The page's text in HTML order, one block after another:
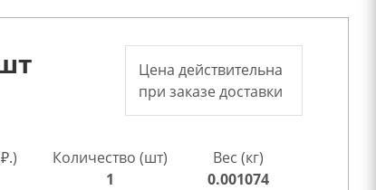
Цена действительна
при заказе доставки
Количество (шт)
1
Вес (кг)
0.001074